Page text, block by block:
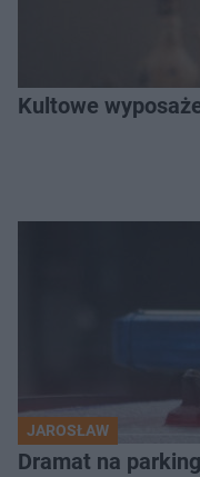
Kultowe
JAROSŁAW
Dramat na